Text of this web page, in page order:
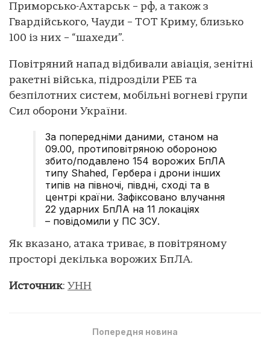
Приморсько-Ахтарськ – рф, а також з
Гвардійського, Чауди – ТОТ Криму, близько
100 із них – “шахеди”.
Повітряний напад відбивали авіація, зенітні
ракетні війська, підрозділи РЕБ та
безпілотних систем, мобільні вогневі групи
Сил оборони України.
За попередніми даними, станом на
09.00, протиповітряною обороною
збито/подавлено 154 ворожих БпЛА
типу Shahed, Гербера і дрони інших
типів на півночі, півдні, сході та в
центрі країни. Зафіксовано влучання
22 ударних БпЛА на 11 локаціях
– повідомили у ПС ЗСУ.
Як вказано, атака триває, в повітряному
просторі декілька ворожих БпЛА.
Источник: УНН
Попередня новина